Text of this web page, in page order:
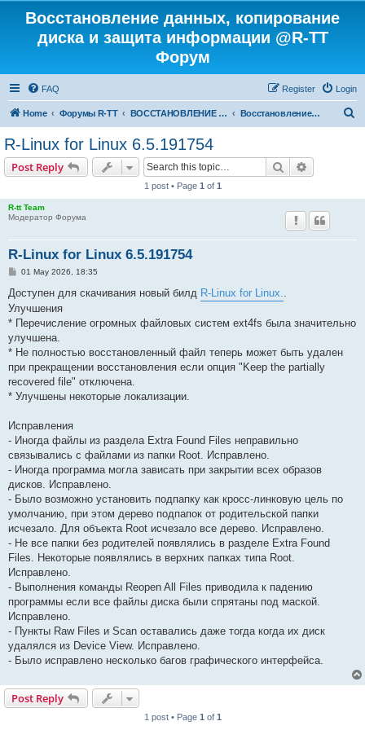
Восстановление данных, копирование
диска и защита информации @R-TT
Форум
FAQ Login
Register
Home Форумы R-TT ВОССТАНОВЛЕНИЕ ДАННЫХ И УДАЛЕННЫХ ФАЙЛОВ Восстановление Удаленных Файлов
R-Linux for Linux 6.5.191754
Post Reply Search
1 post • Page 1 of 1
R-tt Team
Модератор Форума
R-Linux for Linux 6.5.191754
P
s
01 May 2026, 18:35
Доступен для скачивания новый билд R-Linux for Linux..
Улучшения
* Перечисление огромных файловых систем ext4fs была значительно
улучшена.
* Не полностью восстановленный файл теперь может быть удален
при прекращении восстановления если опция "Keep the partially
recovered file" отключена.
* Улучшены некоторые локализации.
Исправления
- Иногда файлы из раздела Extra Found Files неправильно
связывались с файлами из папки Root. Исправлено.
- Иногда программа могла зависать при закрытии всех образов
дисков. Исправлено.
- Было возможно установить подпапку как кросс-линковую цель по
умолчанию, при этом дерево подпапок от родительской папки
исчезало. Для объекта Root исчезало все дерево. Исправлено.
- Не все папки без родителей появлялись в разделе Extra Found
Files. Некоторые появлялись в верхних папках типа Root.
Исправлено.
- Выполнения команды Reopen All Files приводила к падению
программы если все файлы диска были спрятаны под маской.
Исправлено.
- Пункты Raw Files и Scan оставались даже тогда когда их диск
удалялся из Device View. Исправлено.
- Было исправлено несколько багов графического интерфейса.
Post Reply
1 post • Page 1 of 1